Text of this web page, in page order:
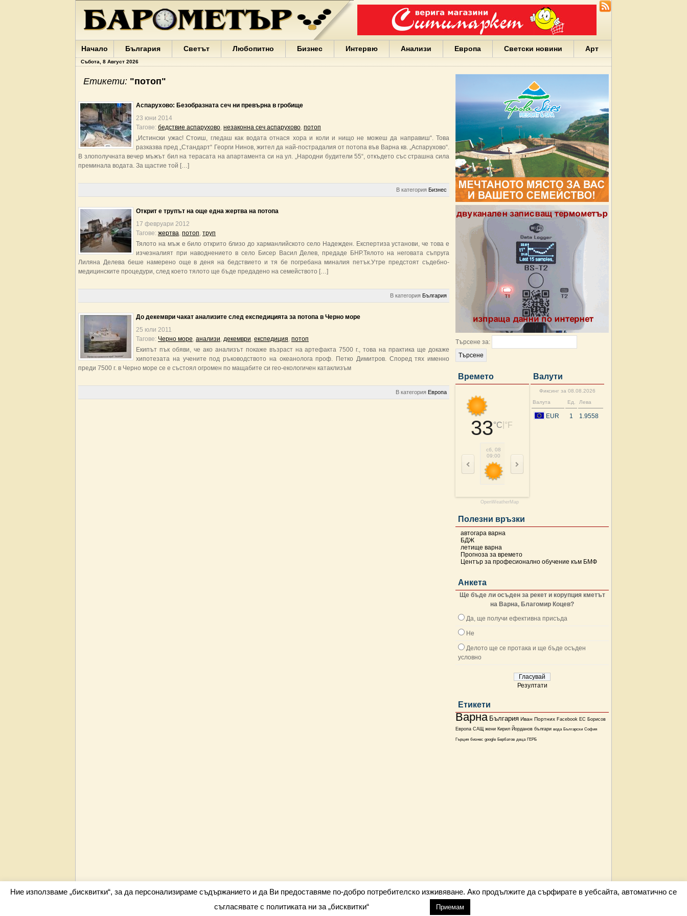
Варна
България
Портних
Facebook
ЕС
Борисов
Европа
Български
София
Гърция
бизнес
Бербатов
ГЕРБ
Начало България Светът Любопитно Бизнес Интервю Анализи Европа Светски новини Арт
Събота, 8 Август 2026
Търсене за:
Времето
33°C °F
сб, 08
09:00
12:00
OpenWeatherMap
Валути
Фиксинг за 08.08.2026
Валута
Ед. Лева
EUR 1 1.9558
Полезни връзки
автогара варна
БДЖ
летище варна
Прогноза за времето
Център за професионално обучение към БМФ
Анкета
Ще бъде ли осъден за рекет и корупция кметът
на Варна, Благомир Коцев?
Да, ще получи ефективна присъда
Не
Делото ще се протака и ще бъде осъден
условно
Резултати
Етикети
Варна България Иван Портних Facebook ЕС Борисов
Европа САЩ жени Кирил Йорданов българи вода Български София
Гърция бизнес google Бербатов деца ГЕРБ
Етикети: "потоп"
Аспарухово: Безобразната сеч ни превърна в гробище
23 юни 2014
Тагове: бедствие аспарухово, незаконна сеч аспарухово, потоп
„Истински ужас! Стоиш, гледаш как водата отнася хора и коли и нищо не можеш да направиш“. Това
разказва пред „Стандарт“ Георги Нинов, жител да най-пострадалия от потопа във Варна кв. „Аспарухово“.
В злополучната вечер мъжът бил на терасата на апартамента си на ул. „Народни будители 55“, откъдето със страшна сила
преминала водата. За щастие той […]
В категория Бизнес
Открит е трупът на още една жертва на потопа
17 февруари 2012
Тагове: жертва, потоп, труп
Тялото на мъж е било открито близо до харманлийското село Надежден. Експертиза установи, че това е
изчезналият при наводнението в село Бисер Васил Делев, предаде БНР.Тялото на неговата съпруга
Лиляна Делева беше намерено още в деня на бедствието и тя бе погребана миналия петък.Утре предстоят съдебно-
медицинските процедури, след което тялото ще бъде предадено на семейството […]
В категория България
До декември чакат анализите след експедицията за потопа в Черно море
25 юли 2011
Тагове: Черно море, анализи, декември, експедиция, потоп
Екипът пък обяви, че ако анализът покаже възраст на артефакта 7500 г., това на практика ще докаже
хипотезата на учените под ръководството на океанолога проф. Петко Димитров. Според тях именно
преди 7500 г. в Черно море се е състоял огромен по мащабите си гео-екологичен катаклизъм
В категория Европа
Всички права запазени barometar.net © 2026 info@barometar.net
Ние използваме „бисквитки“, за да персонализираме съдържанието и да Ви предоставяме по-добро потребителско изживяване. Ако продължите да сърфирате в уебсайта, автоматично се
съгласявате с политиката ни за „бисквитки“
Приемам